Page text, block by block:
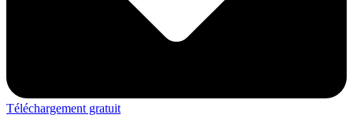
Téléchargement gratuit